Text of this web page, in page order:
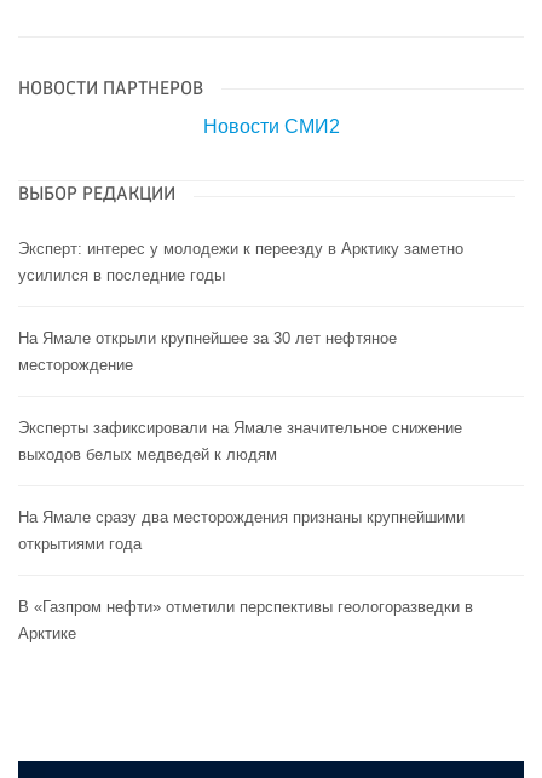
НОВОСТИ ПАРТНЕРОВ
Новости СМИ2
ВЫБОР РЕДАКЦИИ
Эксперт: интерес у молодежи к переезду в Арктику заметно
усилился в последние годы
На Ямале открыли крупнейшее за 30 лет нефтяное
месторождение
Эксперты зафиксировали на Ямале значительное снижение
выходов белых медведей к людям
На Ямале сразу два месторождения признаны крупнейшими
открытиями года
В «Газпром нефти» отметили перспективы геологоразведки в
Арктике